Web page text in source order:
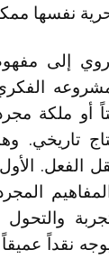
نفسها
إلى
أو ملكة
تاريخي.
الفعل. الأول
والتحول
نقداً عميقاً